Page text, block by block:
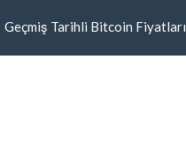
Geçmiş Tarihli Bitcoin Fiyatları